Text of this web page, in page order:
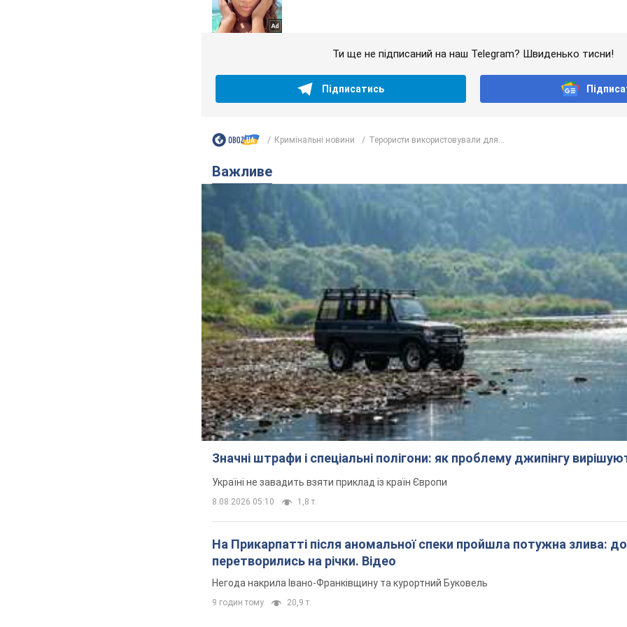
Ти ще не підписаний на наш Telegram? Швиденько тисни!
Підписатись
Кримінальні новини Терористи використовували для...
Важливе
Значні штрафи і спеціальні полігони: як проблему джипінгу
Україні не завадить взяти приклад із країн Європи
8.08.2026 05:10 1,8 т.
На Прикарпатті після аномальної спеки пройшла потужна злива:
перетворились на річки. Відео
Негода накрила Івано-Франківщину та курортний Буковель
9 годин тому 20,9 т.